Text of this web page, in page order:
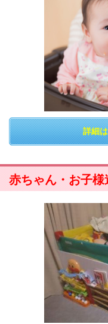
詳細
赤ちゃん・お子様